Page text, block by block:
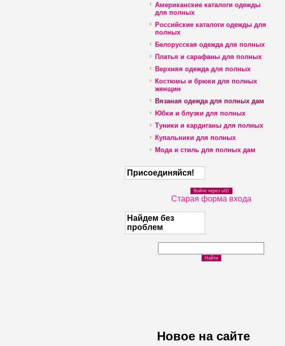
Американские каталоги одежды
для полных
Российские каталоги одежды для
полных
Белорусская одежда для полных
Платья и сарафаны для полных
Верхняя одежда для полных
Костюмы и брюки для полных
женщин
Вязаная одежда для полных дам
Юбки и блузки для полных
Туники и кардиганы для полных
Купальники для полных
Мода и стиль для полных дам
Присоединяйся!
Войти через uID
Старая форма входа
Найдем без
проблем
Новое на сайте